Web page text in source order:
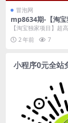
冒泡网
mp8634期-【淘宝
超高价品：1单稳
础年入百W，可批
【淘宝独家项目】超
赚1k多，0基础年入百
大【揭秘】 项...
2 年前 7
小程序0元全站